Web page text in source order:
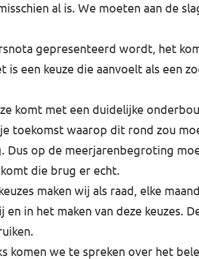
al is. We moeten aan de
gepresenteerd wordt, het
een keuze die aanvoelt als een
komt met een duidelijke
toekomst waarop dit rond zou
op de meerjarenbegroting
die brug er echt.
maken wij als raad, elke
in het maken van deze keuzes.
komen we te spreken over het